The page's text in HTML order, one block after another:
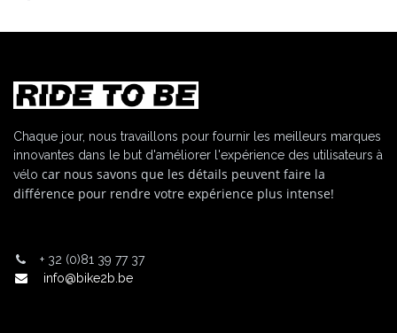
Chaque jour, nous travaillons pour fournir les meilleurs marques
innovantes dans le but d'améliorer l'expérience des utilisateurs à
vélo car nous savons que les détails peuvent faire la
différence pour rendre votre expérience plus intense!
+ 32 (0)81 39 77 37
info@bike2b.be